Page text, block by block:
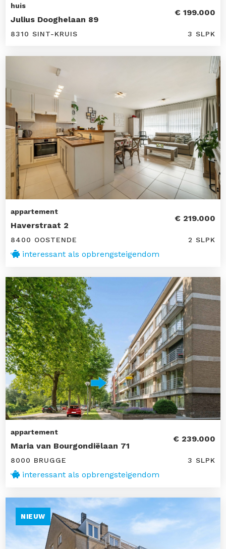
huis
Julius Dooghelaan 89
€ 199.000
8310 SINT-KRUIS 3 SLPK
appartement
Haverstraat 2
€ 219.000
8400 OOSTENDE 2 SLPK
interessant als opbrengsteigendom
appartement
Maria van Bourgondiëlaan 71
€ 239.000
8000 BRUGGE 3 SLPK
interessant als opbrengsteigendom
NIEUW